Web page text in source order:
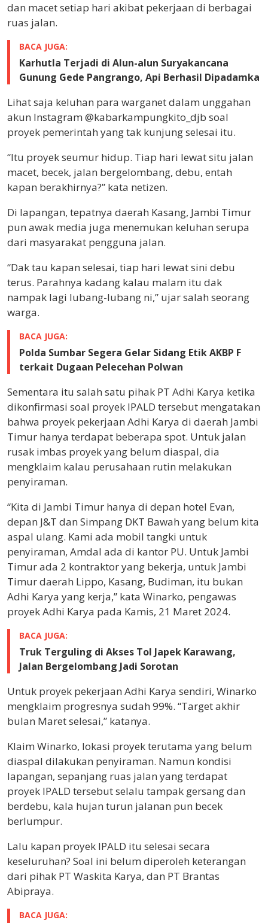
dan macet setiap hari akibat pekerjaan di berbagai
ruas jalan.
BACA JUGA:
Karhutla Terjadi di Alun-alun Suryakancana
Gunung Gede Pangrango, Api Berhasil Dipadamka
Lihat saja keluhan para warganet dalam unggahan
akun Instagram @kabarkampungkito_djb soal
proyek pemerintah yang tak kunjung selesai itu.
“Itu proyek seumur hidup. Tiap hari lewat situ jalan
macet, becek, jalan bergelombang, debu, entah
kapan berakhirnya?” kata netizen.
Di lapangan, tepatnya daerah Kasang, Jambi Timur
pun awak media juga menemukan keluhan serupa
dari masyarakat pengguna jalan.
“Dak tau kapan selesai, tiap hari lewat sini debu
terus. Parahnya kadang kalau malam itu dak
nampak lagi lubang-lubang ni,” ujar salah seorang
warga.
BACA JUGA:
Polda Sumbar Segera Gelar Sidang Etik AKBP F
terkait Dugaan Pelecehan Polwan
Sementara itu salah satu pihak PT Adhi Karya ketika
dikonfirmasi soal proyek IPALD tersebut mengatakan
bahwa proyek pekerjaan Adhi Karya di daerah Jambi
Timur hanya terdapat beberapa spot. Untuk jalan
rusak imbas proyek yang belum diaspal, dia
mengklaim kalau perusahaan rutin melakukan
penyiraman.
“Kita di Jambi Timur hanya di depan hotel Evan,
depan J&T dan Simpang DKT Bawah yang belum kita
aspal ulang. Kami ada mobil tangki untuk
penyiraman, Amdal ada di kantor PU. Untuk Jambi
Timur ada 2 kontraktor yang bekerja, untuk Jambi
Timur daerah Lippo, Kasang, Budiman, itu bukan
Adhi Karya yang kerja,” kata Winarko, pengawas
proyek Adhi Karya pada Kamis, 21 Maret 2024.
BACA JUGA:
Truk Terguling di Akses Tol Japek Karawang,
Jalan Bergelombang Jadi Sorotan
Untuk proyek pekerjaan Adhi Karya sendiri, Winarko
mengklaim progresnya sudah 99%. “Target akhir
bulan Maret selesai,” katanya.
Klaim Winarko, lokasi proyek terutama yang belum
diaspal dilakukan penyiraman. Namun kondisi
lapangan, sepanjang ruas jalan yang terdapat
proyek IPALD tersebut selalu tampak gersang dan
berdebu, kala hujan turun jalanan pun becek
berlumpur.
Lalu kapan proyek IPALD itu selesai secara
keseluruhan? Soal ini belum diperoleh keterangan
dari pihak PT Waskita Karya, dan PT Brantas
Abipraya.
BACA JUGA: